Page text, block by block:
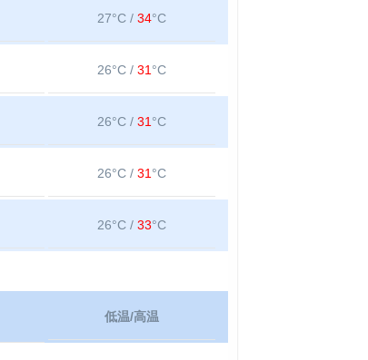
27°C /34°C
26°C /31 °C
26°C /31 °C
26°C /31 °C
26°C /33°C
低温/高温